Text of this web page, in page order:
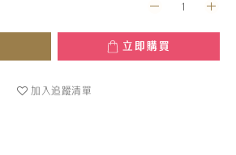
立即購買
加入追蹤清單